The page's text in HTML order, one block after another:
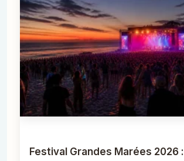
Festival Grandes Marées 2026 :